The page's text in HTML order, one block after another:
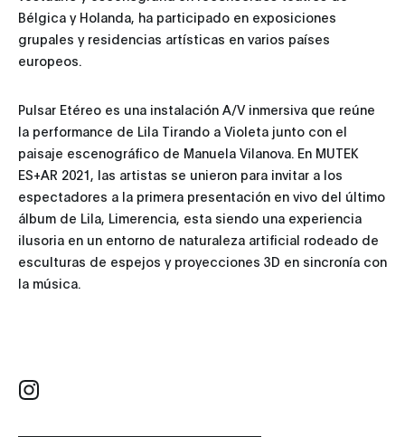
Bélgica y Holanda, ha participado en exposiciones
grupales y residencias artísticas en varios países
europeos.
Pulsar Etéreo es una instalación A/V inmersiva que reúne
la performance de Lila Tirando a Violeta junto con el
paisaje escenográfico de Manuela Vilanova. En MUTEK
ES+AR 2021, las artistas se unieron para invitar a los
espectadores a la primera presentación en vivo del último
álbum de Lila, Limerencia, esta siendo una experiencia
ilusoria en un entorno de naturaleza artificial rodeado de
esculturas de espejos y proyecciones 3D en sincronía con
la música.